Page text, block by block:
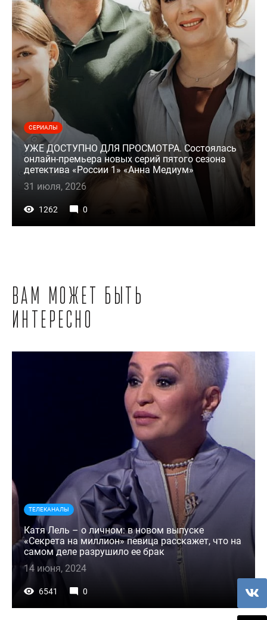
СЕРИАЛЫ
УЖЕ ДОСТУПНО ДЛЯ ПРОСМОТРА. Состоялась
онлайн-премьера новых серий пятого сезона
детектива «России 1» «Анна Медиум»
31 июля, 2026
1262 0
Вам может быть
интересно
ТЕЛЕКАНАЛЫ
Катя Лель – о личном: в новом выпуске
«Секрета на миллион» певица расскажет, что на
самом деле разрушило ее брак
14 июня, 2024
6541 0